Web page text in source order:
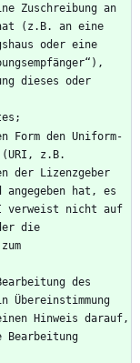
Zuschreibung an
(z.B. an eine
oder eine
dieses oder
den Uniform-
z.B.
der Lizenzgeber
angegeben hat, es
verweist nicht auf
die
des
Übereinstimmung
Hinweis darauf,
Bearbeitung